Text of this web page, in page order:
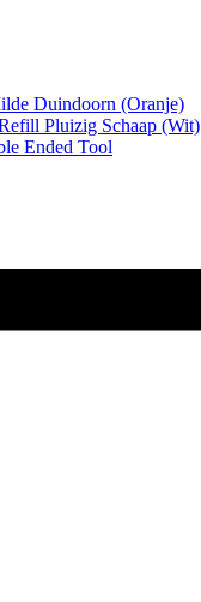
Duindoorn (Oranje)
Pluizig Schaap (Wit)
Ended Tool